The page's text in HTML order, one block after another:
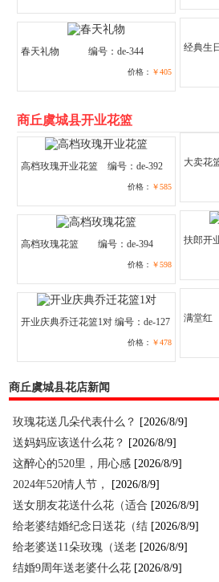
春天礼物 编号：de-344
价格： ￥405
经典生
商丘虞城县开业花篮
高档玫瑰开业花篮 编号：de-392
价格： ￥585
大卖花
高档玫瑰花篮 编号：de-394
价格： ￥598
扶郎开
开业庆典乔迁花篮1对 编号：de-127
价格： ￥478
满堂红
商丘虞城县花店新闻
玫瑰花送几朵代表什么？ [2026/8/9]
送妈妈应该送什么花？ [2026/8/9]
这醉心的520里，用心感 [2026/8/9]
2024年520情人节，
[2026/8/9]
送女朋友花送什么花（适合 [2026/8/9]
给老婆结婚纪念日送花（结 [2026/8/9]
给老婆送11朵玫瑰（送老 [2026/8/9]
结婚9周年送老婆什么花 [2026/8/9]